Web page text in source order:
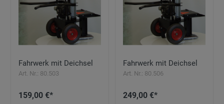
Fahrwerk mit Deichsel
Art. Nr.: 80.503
159,00 €*
Fahrwerk mit Deichsel
Art. Nr.: 80.506
249,00 €*